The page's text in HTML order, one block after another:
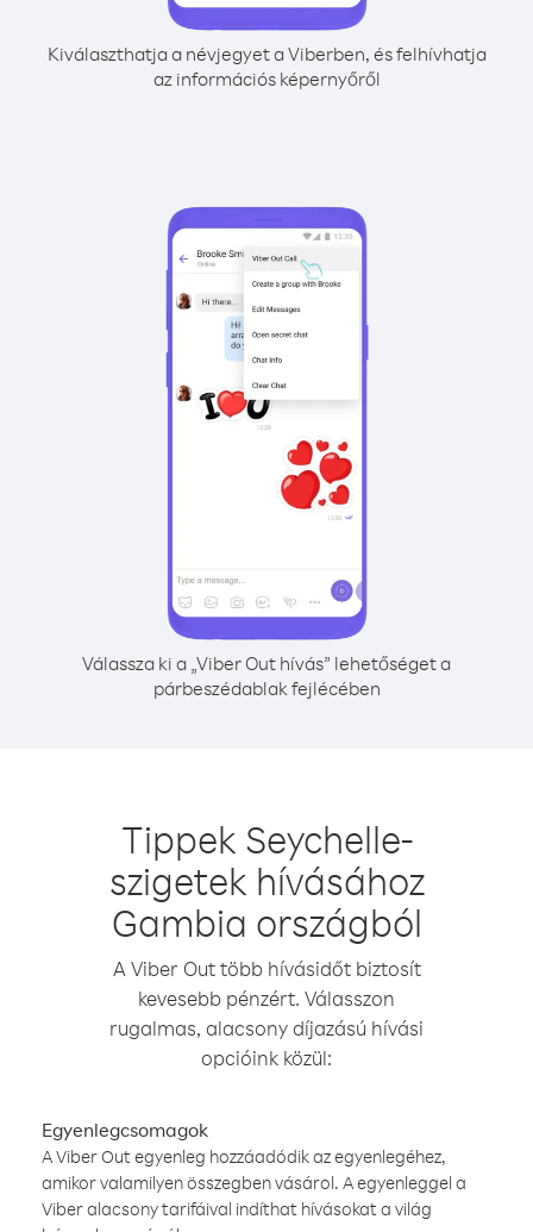
Kiválaszthatja a névjegyet a Viberben, és felhívhatja
az információs képernyőről
Válassza ki a „Viber Out hívás” lehetőséget a
párbeszédablak fejlécében
Tippek Seychelle-
szigetek hívásához
Gambia országból
A Viber Out több hívásidőt biztosít
kevesebb pénzért. Válasszon
rugalmas, alacsony díjazású hívási
opcióink közül:
Egyenlegcsomagok
A Viber Out egyenleg hozzáadódik az egyenlegéhez,
amikor valamilyen összegben vásárol. A egyenleggel a
Viber alacsony tarifáival indíthat hívásokat a világ